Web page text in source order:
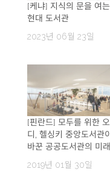
[케냐] 지식의 문을 여는
현대 도서관
2023년 06월 23일
[핀란드] 모두를 위한 오
디, 헬싱키 중앙도서관이
바꾼 공공도서관의 미래
2019년 01월 30일